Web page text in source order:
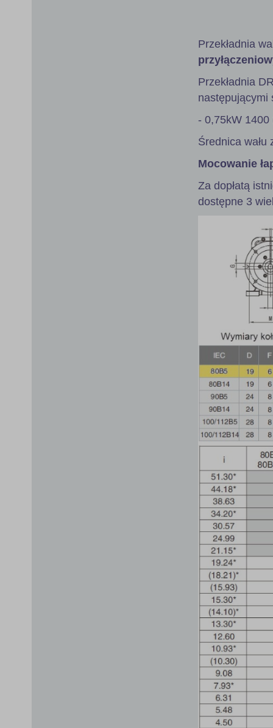
Przekładnia
Przekładnia
następującymi
- 0,75kW 1400
Średnica wału
Mocowanie
Za dopłatą
dostępne 3